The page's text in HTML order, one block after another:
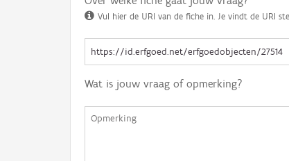
Vul hier de URI van de fiche in. Je vindt de URI
Wat is jouw vraag of opmerking?